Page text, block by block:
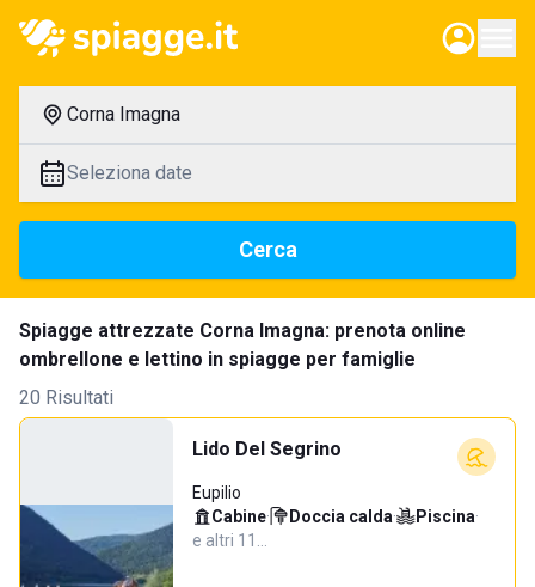
Corna Imagna
Seleziona date
Cerca
Spiagge attrezzate Corna Imagna: prenota online
ombrellone e lettino in spiagge per famiglie
20 Risultati
Lido Del Segrino
Eupilio
Cabine· Doccia calda· Piscina·
e altri 11…